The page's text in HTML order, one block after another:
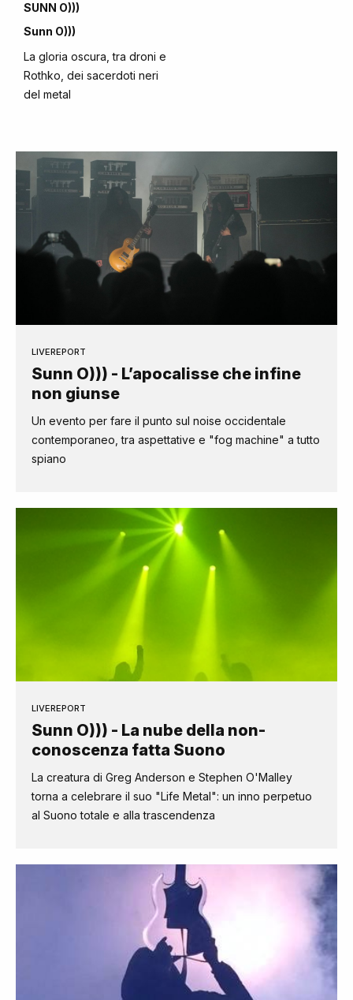
SUNN O)))
Sunn O)))
La gloria oscura, tra droni e
Rothko, dei sacerdoti neri
del metal
LIVEREPORT
Sunn O))) - L’apocalisse che infine
non giunse
Un evento per fare il punto sul noise occidentale
contemporaneo, tra aspettative e "fog machine" a tutto
spiano
LIVEREPORT
Sunn O))) - La nube della non-
conoscenza fatta Suono
La creatura di Greg Anderson e Stephen O'Malley
torna a celebrare il suo "Life Metal": un inno perpetuo
al Suono totale e alla trascendenza